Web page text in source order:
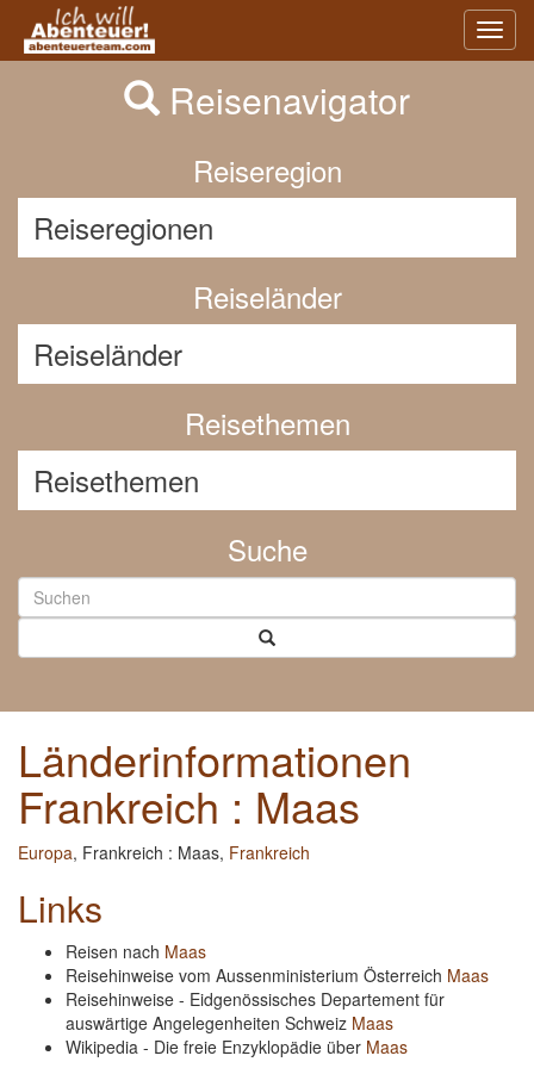
Previous
Reisenavigator
Reiseregion
Reiseländer
Reisethemen
Suche
Länderinformationen
Frankreich : Maas
Europa, Frankreich : Maas, Frankreich
Links
Reisen nach Maas
Reisehinweise vom Aussenministerium Österreich Maas
Reisehinweise - Eidgenössisches Departement für
auswärtige Angelegenheiten Schweiz Maas
Wikipedia - Die freie Enzyklopädie über Maas